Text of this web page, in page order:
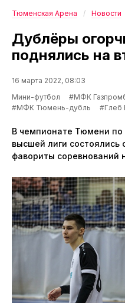
Тюменская Арена Новости
Дублёры
поднялись на
16 марта 2022, 08:03
Мини-футбол
#МФК
#МФК Тюмень-дубль
#Глеб
В чемпионате Тюмени
высшей лиги
фавориты соревнований